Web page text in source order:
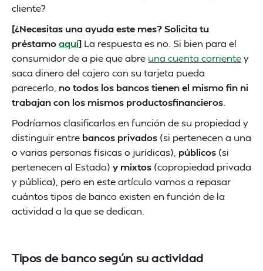
cliente?
[¿Necesitas una ayuda este mes? Solicita tu
préstamoaquí] La respuesta es no. Si bien para el
consumidor de a pie que abre una cuenta corrientey
saca dinero del cajero con su tarjeta pueda
parecerlo, no todos los bancos tienen el mismo fin ni
trabajan con los mismos productosfinancieros
Podríamos clasificarlos en función de su propiedad y
distinguir entre bancos privados (si pertenecen a una
o varias personas físicas o jurídicas), públicos (si
pertenecen al Estado) y mixtos (copropiedad privada
y pública), pero en este artículo vamos a repasar
cuántos tipos de banco existen en función de la
actividad a la que se dedican.
Tipos de banco según su actividad